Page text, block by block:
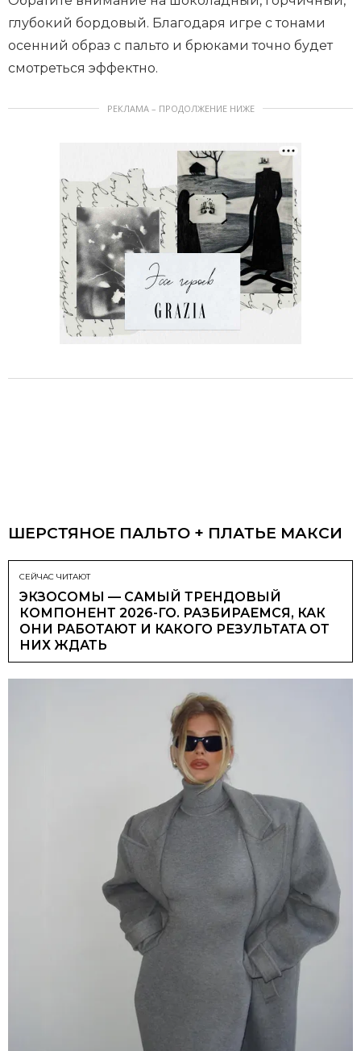
глубокий бордовый. Благодаря игре с тонами
осенний образ с пальто и брюками точно будет
смотреться эффектно.
РЕКЛАМА – ПРОДОЛЖЕНИЕ НИЖЕ
ШЕРСТЯНОЕ ПАЛЬТО + ПЛАТЬЕ МАКСИ
СЕЙЧАС ЧИТАЮТ
ЭКЗОСОМЫ — САМЫЙ ТРЕНДОВЫЙ
КОМПОНЕНТ 2026-ГО. РАЗБИРАЕМСЯ, КАК
ОНИ РАБОТАЮТ И КАКОГО РЕЗУЛЬТАТА ОТ
НИХ ЖДАТЬ